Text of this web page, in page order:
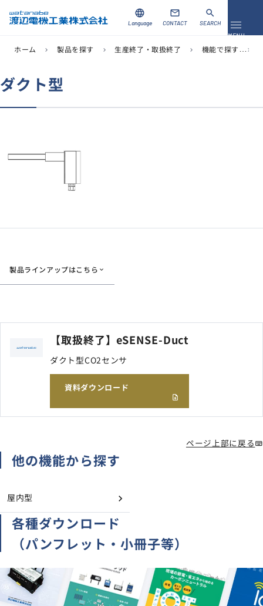
メニュ
MENU
製品を探す
導入事例
サイトマップ
よくあるご質問 採用情報
language
Language
mail
CONTACT
search
SEARCH
ホーム chevron_right 製品を探す chevron_right 生産終了・取扱終了 chevron_right 機能で探す chevron_right
ダクト型
製品ラインアップはこちら
【取扱終了】eSENSE-Duct
ダクト型CO2センサ
資料ダウンロード
ページ上部に戻る
他の機能から探す
屋内型
各種ダウンロード
（パンフレット・小冊子等）